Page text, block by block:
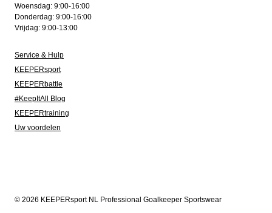
Woensdag: 9:00-16:00
Donderdag: 9:00-16:00
Vrijdag: 9:00-13:00
Service & Hulp
KEEPERsport
KEEPERbattle
#KeepItAll Blog
KEEPERtraining
Uw voordelen
© 2026 KEEPERsport NL Professional Goalkeeper Sportswear